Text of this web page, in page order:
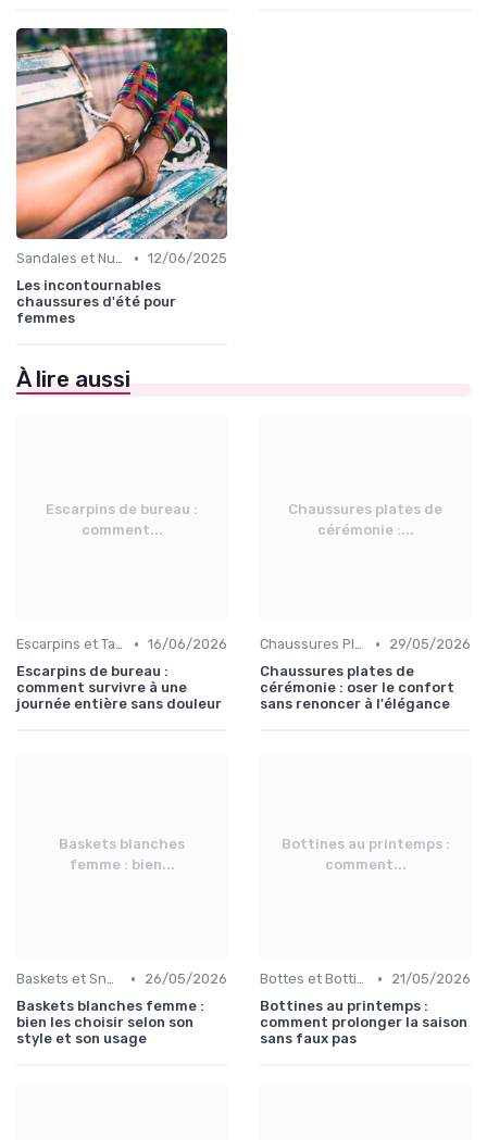
Sandales et Nu-pieds • 12/06/2025
Les incontournables
chaussures d'été pour
femmes
À lire aussi
Escarpins de bureau :
comment...
Escarpins et Talons • 16/06/2026
Escarpins de bureau :
comment survivre à une
journée entière sans douleur
Chaussures plates de
cérémonie :...
Chaussures Plates et Ballerines •
29/05/2026
Chaussures plates de
cérémonie : oser le confort
sans renoncer à l'élégance
Baskets blanches
femme : bien...
Baskets et Sneakers •
26/05/2026
Baskets blanches femme :
bien les choisir selon son
style et son usage
Bottines au printemps :
comment...
Bottes et Bottines •
21/05/2026
Bottines au printemps :
comment prolonger la saison
sans faux pas